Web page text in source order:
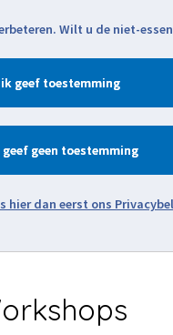
Wilt u de niet-